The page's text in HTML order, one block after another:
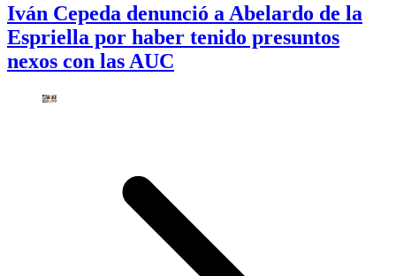
Iván Cepeda denunció a Abelardo de la
Espriella por haber tenido presuntos
nexos con las AUC